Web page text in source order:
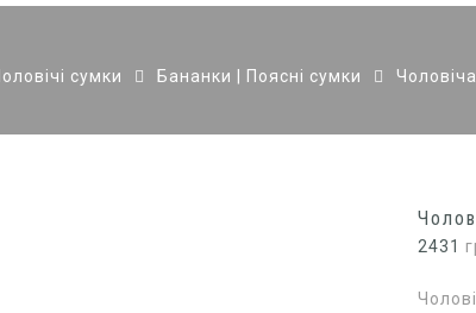
сумки Бананки | Поясні сумки
2431